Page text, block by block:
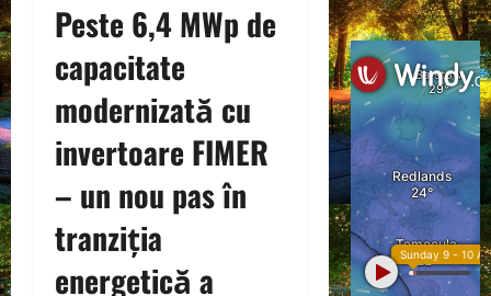
Peste 6,4 MWp de
capacitate
modernizată cu
invertoare FIMER
– un nou pas în
tranziția
energetică a